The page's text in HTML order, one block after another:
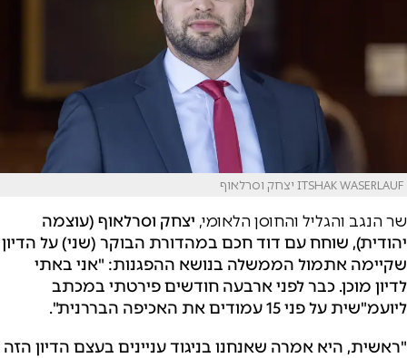
ITSHAK WASERLAUF יצחק וסרלאוף
שר הנגב והגליל והחוסן הלאומי, יצחק וסרלאוף (עוצמה
יהודית), שוחח עם דוד חכם במהדורת הבוקר (שני) על הדיון
שקיימה אתמול הממשלה בנושא ההפגנות: "אני באתי
לדיון מוכן. כבר לפני ארבעה חודשים פירטתי במכתב
ליועמ"שית על פני 15 עמודים את האכיפה הבררנית".
"ראשית, היא אמרה שאנחנו בניגוד עניינים בעצם הדיון הזה